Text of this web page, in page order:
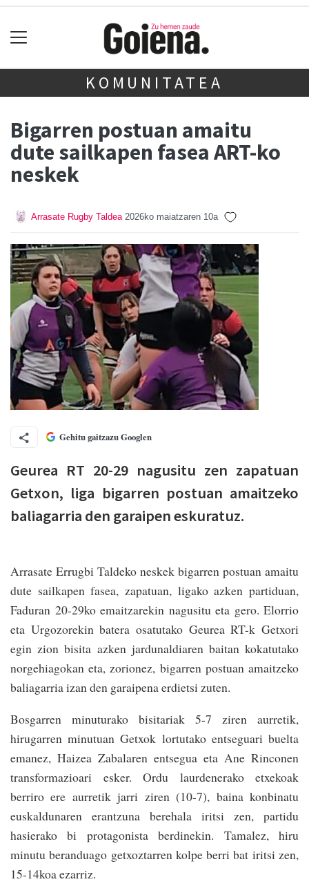
KOMUNITATEA
Bigarren postuan amaitu
dute sailkapen fasea ART-ko
neskek
Arrasate Rugby Taldea 2026ko maiatzaren 10a
Gehitu gaitzazu Googlen
Geurea RT 20-29 nagusitu zen zapatuan
Getxon, liga bigarren postuan amaitzeko
baliagarria den garaipen eskuratuz.
Arrasate Errugbi Taldeko neskek bigarren postuan amaitu
dute sailkapen fasea, zapatuan, ligako azken partiduan,
Faduran 20-29ko emaitzarekin nagusitu eta gero. Elorrio
eta Urgozorekin batera osatutako Geurea RT-k Getxori
egin zion bisita azken jardunaldiaren baitan kokatutako
norgehiagokan eta, zorionez, bigarren postuan amaitzeko
baliagarria izan den garaipena erdietsi zuten.
Bosgarren minuturako bisitariak 5-7 ziren aurretik,
hirugarren minutuan Getxok lortutako entseguari buelta
emanez, Haizea Zabalaren entsegua eta Ane Rinconen
transformazioari esker. Ordu laurdenerako etxekoak
berriro ere aurretik jarri ziren (10-7), baina konbinatu
euskaldunaren erantzuna berehala iritsi zen, partidu
hasierako bi protagonista berdinekin. Tamalez, hiru
minutu beranduago getxoztarren kolpe berri bat iritsi zen,
15-14koa ezarriz.